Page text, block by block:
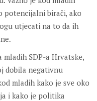
potencijalni birači, ako
utjecati na to da ih
mladih SDP-a Hrvatske,
dobila negativnu
mladih kako je sve oko
i kako je politika